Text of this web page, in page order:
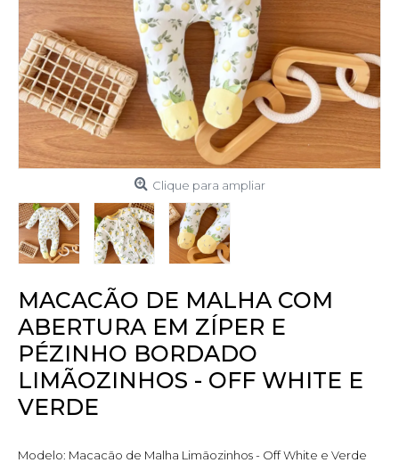
Clique para ampliar
MACACÃO DE MALHA COM
ABERTURA EM ZÍPER E
PÉZINHO BORDADO
LIMÃOZINHOS - OFF WHITE E
VERDE
Modelo: Macacão de Malha Limãozinhos - Off White e Verde